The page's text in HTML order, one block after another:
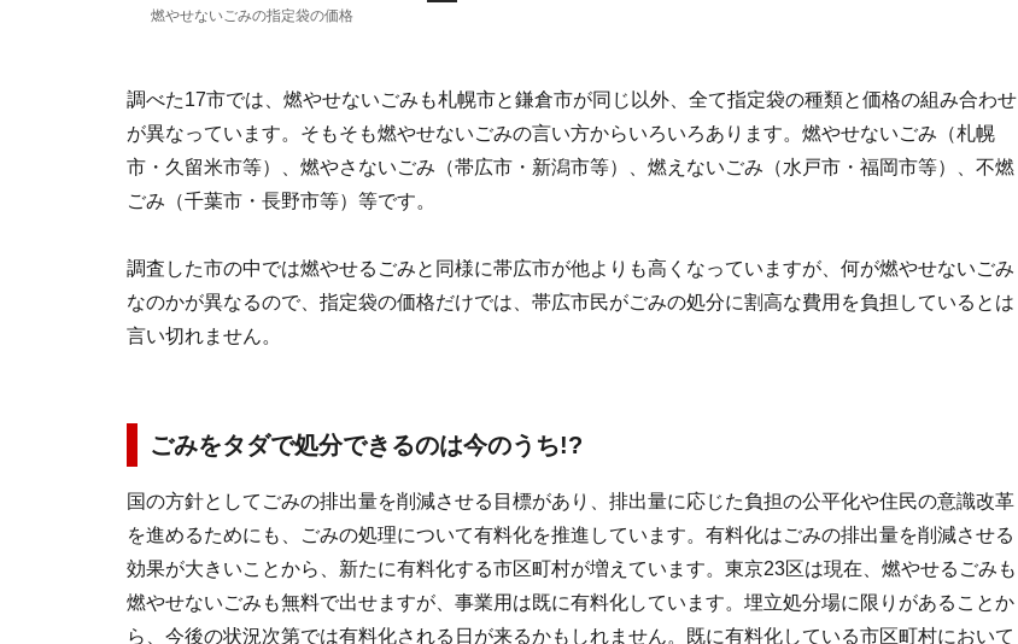
燃やせないごみの指定袋の価格
調べた17市では、燃やせないごみも札幌市と鎌倉市が同じ以外、全て指定袋の種類と価格の組み合わせ
が異なっています。そもそも燃やせないごみの言い方からいろいろあります。燃やせないごみ（札幌
市・久留米市等）、燃やさないごみ（帯広市・新潟市等）、燃えないごみ（水戸市・福岡市等）、不燃
ごみ（千葉市・長野市等）等です。
調査した市の中では燃やせるごみと同様に帯広市が他よりも高くなっていますが、何が燃やせないごみ
なのかが異なるので、指定袋の価格だけでは、帯広市民がごみの処分に割高な費用を負担しているとは
言い切れません。
ごみをタダで処分できるのは今のうち!?
国の方針としてごみの排出量を削減させる目標があり、排出量に応じた負担の公平化や住民の意識改革
を進めるためにも、ごみの処理について有料化を推進しています。有料化はごみの排出量を削減させる
効果が大きいことから、新たに有料化する市区町村が増えています。東京23区は現在、燃やせるごみも
燃やせないごみも無料で出せますが、事業用は既に有料化しています。埋立処分場に限りがあることか
ら、今後の状況次第では有料化される日が来るかもしれません。既に有料化している市区町村において